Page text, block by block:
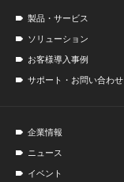
製品・サービス
ソリューション
お客様導入事例
サポート・お問い合わせ
企業情報
ニュース
イベント